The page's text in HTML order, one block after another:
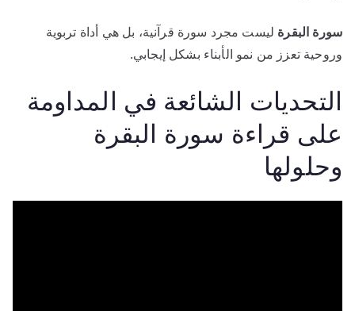
سورة البقرة ليست مجرد سورة قرآنية، بل هي أداة تربوية
وروحية تعزز من نمو الأبناء بشكل إيجابي.
التحديات الشائعة في المداومة
على قراءة سورة البقرة
وحلولها